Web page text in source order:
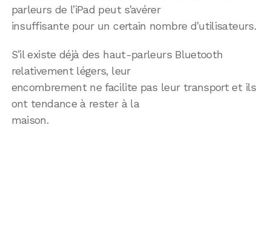
parleurs de l’iPad peut s’avérer
insuffisante pour un certain nombre d’utilisateurs.
S’il existe déjà des haut-parleurs Bluetooth
relativement légers, leur
encombrement ne facilite pas leur transport et ils
ont tendance à rester à la
maison.